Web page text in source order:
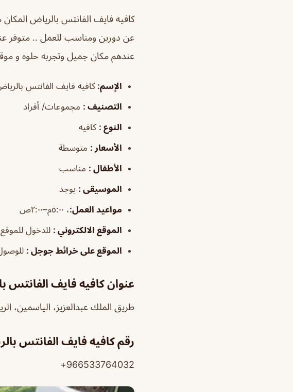
كافيه فايف الفانتس بالرياض
عن دورين ومناسب للعمل .. متوفر
عندهم مكان جميل وتجربه حلوه و
الإسم: كافيه فايف الفانتس
التصنيف : مجموعات/ أفراد
النوع : كافيه
الأسعار : متوسطة
الأطفال : مناسب
الموسيقى : يوجد
مواعيد العمل:، ٥:٠٠م–٢:٠٠ص
الموقع الالكتروني : للدخول للموقع
الموقع على خرائط جوجل :
عنوان كافيه فايف الفانتس
طريق الملك عبدالعزيز، الياسمين، الرياض
رقم كافيه فايف الفانتس
966533764032+